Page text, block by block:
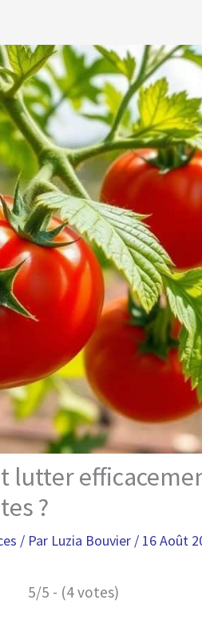
lutter
?
/ Par Luzia Bouvier / 16 Août
5/5 - (4 votes)